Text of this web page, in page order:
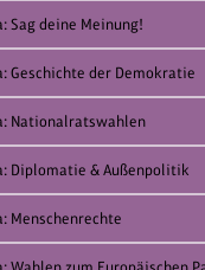
Sag deine Meinung!
Geschichte der Demokratie
Nationalratswahlen
Diplomatie & Außenpolitik
Menschenrechte